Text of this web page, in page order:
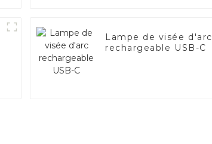
Lampe de visée d'arc
rechargeable USB-C